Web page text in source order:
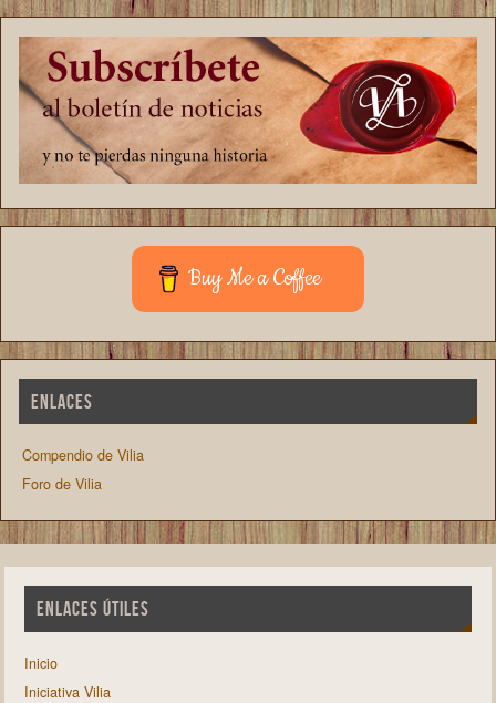
Buy Me a Coffee
ENLACES
Compendio de Vilia
Foro de Vilia
ENLACES ÚTILES
Inicio
Iniciativa Vilia